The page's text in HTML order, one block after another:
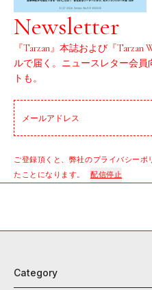
Newsletter
『Tarzan』本誌および『
ルで届く。ニュースレター会
トも。
ご登録頂くと、弊社のプライバシー
たことになります。
配信停止
Category